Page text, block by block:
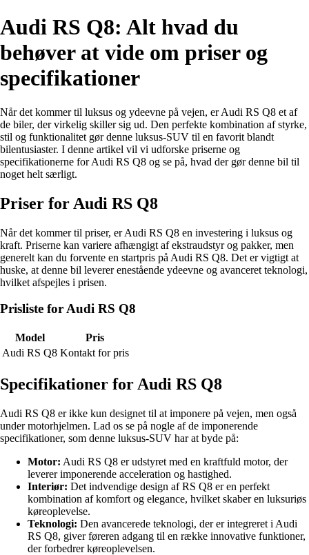
Audi RS Q8: Alt hvad du
behøver at vide om priser og
specifikationer
Når det kommer til luksus og ydeevne på vejen, er Audi RS Q8 et af
de biler, der virkelig skiller sig ud. Den perfekte kombination af styrke,
stil og funktionalitet gør denne luksus-SUV til en favorit blandt
bilentusiaster. I denne artikel vil vi udforske priserne og
specifikationerne for Audi RS Q8 og se på, hvad der gør denne bil til
noget helt særligt.
Priser for Audi RS Q8
Når det kommer til priser, er Audi RS Q8 en investering i luksus og
kraft. Priserne kan variere afhængigt af ekstraudstyr og pakker, men
generelt kan du forvente en startpris på Audi RS Q8. Det er vigtigt at
huske, at denne bil leverer enestående ydeevne og avanceret teknologi,
hvilket afspejles i prisen.
Prisliste for Audi RS Q8
Model
Pris
Audi RS Q8 Kontakt for pris
Specifikationer for Audi RS Q8
Audi RS Q8 er ikke kun designet til at imponere på vejen, men også
under motorhjelmen. Lad os se på nogle af de imponerende
specifikationer, som denne luksus-SUV har at byde på:
Motor: Audi RS Q8 er udstyret med en kraftfuld motor, der
leverer imponerende acceleration og hastighed.
Interiør: Det indvendige design af RS Q8 er en perfekt
kombination af komfort og elegance, hvilket skaber en luksuriøs
køreoplevelse.
Teknologi: Den avancerede teknologi, der er integreret i Audi
RS Q8, giver føreren adgang til en række innovative funktioner,
der forbedrer køreoplevelsen.